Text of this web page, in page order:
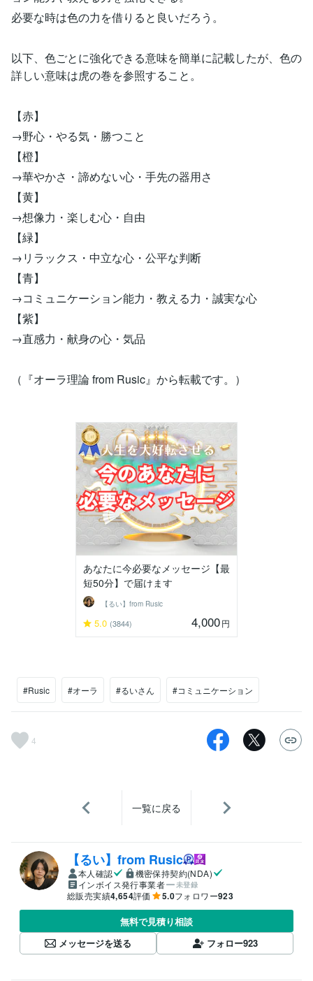
必要な時は色の力を借りると良いだろう。
以下、色ごとに強化できる意味を簡単に記載したが、色の
詳しい意味は虎の巻を参照すること。
【赤】
→野心・やる気・勝つこと
【橙】
→華やかさ・諦めない心・手先の器用さ
【黄】
→想像力・楽しむ心・自由
【緑】
→リラックス・中立な心・公平な判断
【青】
→コミュニケーション能力・教える力・誠実な心
【紫】
→直感力・献身の心・気品
（『オーラ理論 from Rusic』から転載です。）
あなたに今必要なメッセージ【最
短50分】で届けます
【るい】from Rusic
5.0 (3844) 4,000円
#Rusic #オーラ #るいさん #コミュニケーション
4
一覧に戻る
【るい】from Rusic
本人確認
機密保持契約(NDA)
インボイス発行事業者
未登録
総販売実績4,654評価 5.0フォロワー923
無料で見積り相談
メッセージを送る
フォロー923